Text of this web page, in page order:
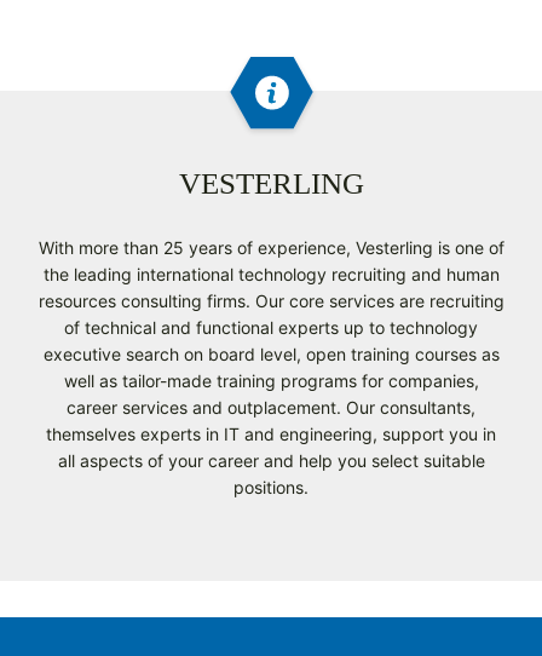
VESTERLING
With more than 25 years of experience, Vesterling is one of
the leading international technology recruiting and human
resources consulting firms. Our core services are recruiting
of technical and functional experts up to technology
executive search on board level, open training courses as
well as tailor-made training programs for companies,
career services and outplacement. Our consultants,
themselves experts in IT and engineering, support you in
all aspects of your career and help you select suitable
positions.